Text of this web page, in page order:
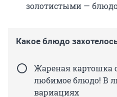
золотистыми — блюдо
Какое блюдо
Жареная картошка
любимое блюдо! В
вариациях